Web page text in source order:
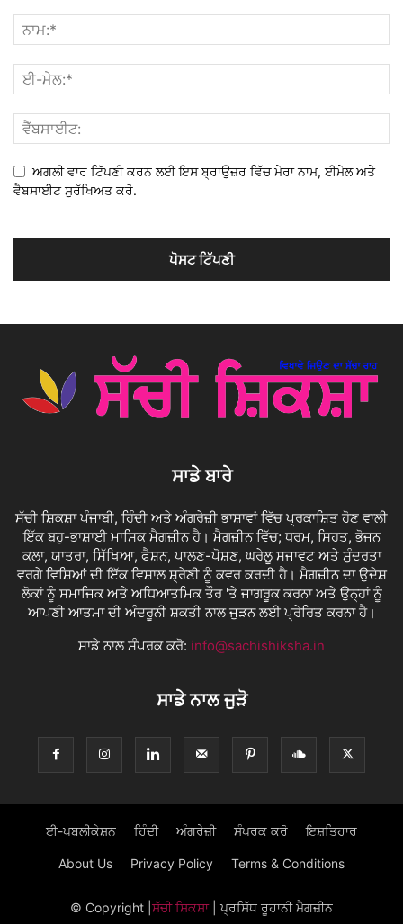
ਅਗਲੀ ਵਾਰ ਟਿੱਪਣੀ ਕਰਨ ਲਈ ਇਸ ਬ੍ਰਾਉਜ਼ਰ ਵਿੱਚ ਮੇਰਾ ਨਾਮ, ਈਮੇਲ ਅਤੇ
ਵੈਬਸਾਈਟ ਸੁਰੱਖਿਅਤ ਕਰੋ.
ਸਾਡੇ ਬਾਰੇ
ਸੱਚੀ ਸ਼ਿਕਸ਼ਾ ਪੰਜਾਬੀ, ਹਿੰਦੀ ਅਤੇ ਅੰਗਰੇਜ਼ੀ ਭਾਸ਼ਾਵਾਂ ਵਿੱਚ ਪ੍ਰਕਾਸ਼ਿਤ ਹੋਣ ਵਾਲੀ
ਇੱਕ ਬਹੁ-ਭਾਸ਼ਾਈ ਮਾਸਿਕ ਮੈਗਜ਼ੀਨ ਹੈ। ਮੈਗਜ਼ੀਨ ਵਿੱਚ; ਧਰਮ, ਸਿਹਤ, ਭੋਜਨ
ਕਲਾ, ਯਾਤਰਾ, ਸਿੱਖਿਆ, ਫੈਸ਼ਨ, ਪਾਲਣ-ਪੋਸ਼ਣ, ਘਰੇਲੂ ਸਜਾਵਟ ਅਤੇ ਸੁੰਦਰਤਾ
ਵਰਗੇ ਵਿਸ਼ਿਆਂ ਦੀ ਇੱਕ ਵਿਸ਼ਾਲ ਸ਼੍ਰੇਣੀ ਨੂੰ ਕਵਰ ਕਰਦੀ ਹੈ। ਮੈਗਜ਼ੀਨ ਦਾ ਉਦੇਸ਼
ਲੋਕਾਂ ਨੂੰ ਸਮਾਜਿਕ ਅਤੇ ਅਧਿਆਤਮਿਕ ਤੌਰ 'ਤੇ ਜਾਗਰੂਕ ਕਰਨਾ ਅਤੇ ਉਨ੍ਹਾਂ ਨੂੰ
ਆਪਣੀ ਆਤਮਾ ਦੀ ਅੰਦਰੂਨੀ ਸ਼ਕਤੀ ਨਾਲ ਜੁੜਨ ਲਈ ਪ੍ਰੇਰਿਤ ਕਰਨਾ ਹੈ।
ਸਾਡੇ ਨਾਲ ਸੰਪਰਕ ਕਰੋ: info@sachishiksha.in
ਸਾਡੇ ਨਾਲ ਜੁੜੋ
ਈ-ਪਬਲੀਕੇਸ਼ਨ ਹਿੰਦੀ ਅੰਗਰੇਜ਼ੀ ਸੰਪਰਕ ਕਰੋ ਇਸ਼ਤਿਹਾਰ
About Us Privacy Policy Terms & Conditions
© Copyright ਸੱਚੀ ਸ਼ਿਕਸ਼ਾ| ਪ੍ਰਸਿੱਧ ਰੂਹਾਨੀ ਮੈਗਜ਼ੀਨ